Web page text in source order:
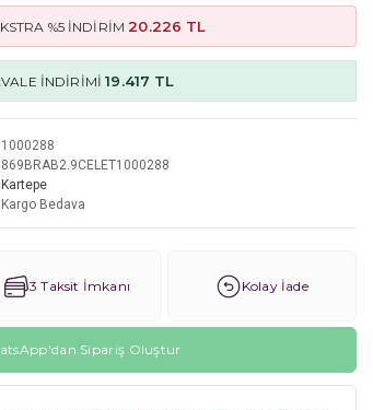
%5 İNDİRİM 20.226 TL
İNDİRİMİ19.417 TL
1000288
869BRAB2.9CELET1000288
Kartepe
Kargo Bedava
3 Taksit İmkanı Kolay İade
Sipariş Oluştur